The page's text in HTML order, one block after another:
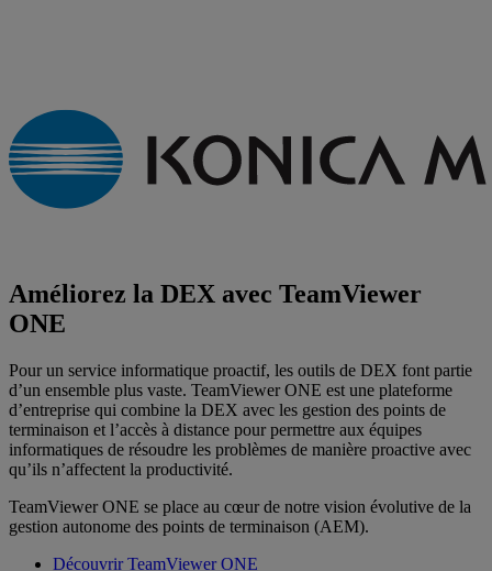
Améliorez la DEX avec TeamViewer
ONE
Pour un service informatique proactif, les outils de DEX font partie
d’un ensemble plus vaste. TeamViewer ONE est une plateforme
d’entreprise qui combine la DEX avec les gestion des points de
terminaison et l’accès à distance pour permettre aux équipes
informatiques de résoudre les problèmes de manière proactive avec
qu’ils n’affectent la productivité.
TeamViewer ONE se place au cœur de notre vision évolutive de la
gestion autonome des points de terminaison (AEM).
Découvrir TeamViewer ONE